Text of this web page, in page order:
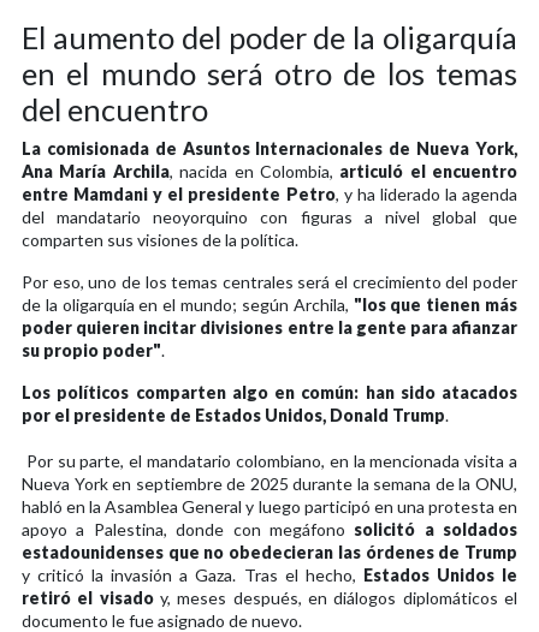
El aumento del poder de la oligarquía
en el mundo será otro de los temas
del encuentro
La comisionada de Asuntos Internacionales de Nueva York,
Ana María Archila, nacida en Colombia, articuló el encuentro
entre Mamdani y el presidente Petro, y ha liderado la agenda
del mandatario neoyorquino con figuras a nivel global que
comparten sus visiones de la política.
Por eso, uno de los temas centrales será el crecimiento del poder
de la oligarquía en el mundo; según Archila, "los que tienen más
poder quieren incitar divisiones entre la gente para afianzar
su propio poder".
Los políticos comparten algo en común: han sido atacados
por el presidente de Estados Unidos, Donald Trump.
Por su parte, el mandatario colombiano, en la mencionada visita a
Nueva York en septiembre de 2025 durante la semana de la ONU,
habló en la Asamblea General y luego participó en una protesta en
apoyo a Palestina, donde con megáfono solicitó a soldados
estadounidenses que no obedecieran las órdenes de Trump
y criticó la invasión a Gaza. Tras el hecho, Estados Unidos le
retiró el visadoy, meses después, en diálogos diplomáticos el
documento le fue asignado de nuevo.